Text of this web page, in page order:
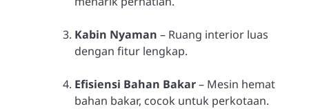
Kabin Nyaman – Ruang interior luas
dengan fitur lengkap.
Efisiensi Bahan Bakar– Mesin hemat
bahan bakar, cocok untuk perkotaan.